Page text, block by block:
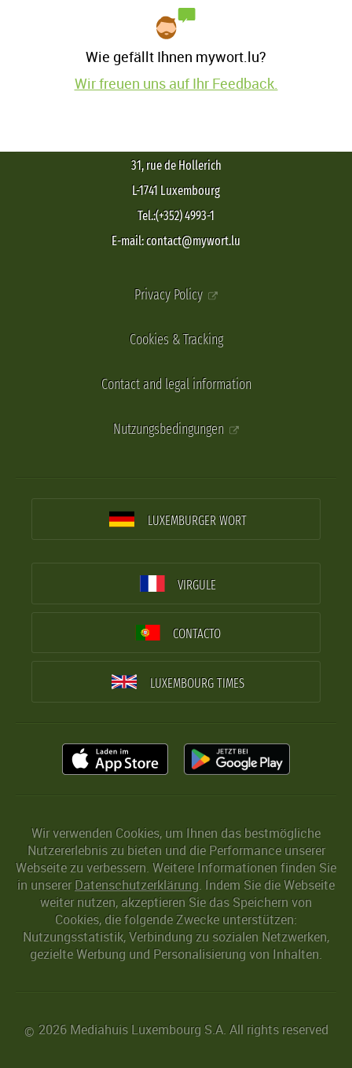
Wie gefällt Ihnen mywort.lu?
Wir freuen uns auf Ihr Feedback.
31, rue de Hollerich
L-1741 Luxembourg
Tel.:(+352) 4993-1
E-mail: contact@mywort.lu
Privacy Policy
Cookies & Tracking
Contact and legal information
Nutzungsbedingungen
LUXEMBURGER WORT
VIRGULE
CONTACTO
LUXEMBOURG TIMES
Wir verwenden Cookies, um Ihnen das bestmögliche
Nutzererlebnis zu bieten und die Performance unserer
Webseite zu verbessern. Weitere Informationen finden Sie
in unserer Datenschutzerklärung. Indem Sie die Webseite
weiter nutzen, akzeptieren Sie das Speichern von
Cookies, die folgende Zwecke unterstützen:
Nutzungsstatistik, Verbindung zu sozialen Netzwerken,
gezielte Werbung und Personalisierung von Inhalten.
© 2026 Mediahuis Luxembourg S.A. All rights reserved